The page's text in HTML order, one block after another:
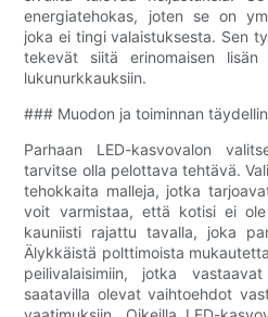
energiatehokas, joten se on
joka ei tingi valaistuksesta. Sen
tekevät siitä erinomaisen
lukunurkkauksiin.
### Muodon ja toiminnan
Parhaan LED-kasvovalon
tarvitse olla pelottava tehtävä.
tehokkaita malleja, jotka
voit varmistaa, että kotisi ei
kauniisti rajattu tavalla, joka
Älykkäistä polttimoista
peilivalaisimiin, jotka
saatavilla olevat vaihtoehdot